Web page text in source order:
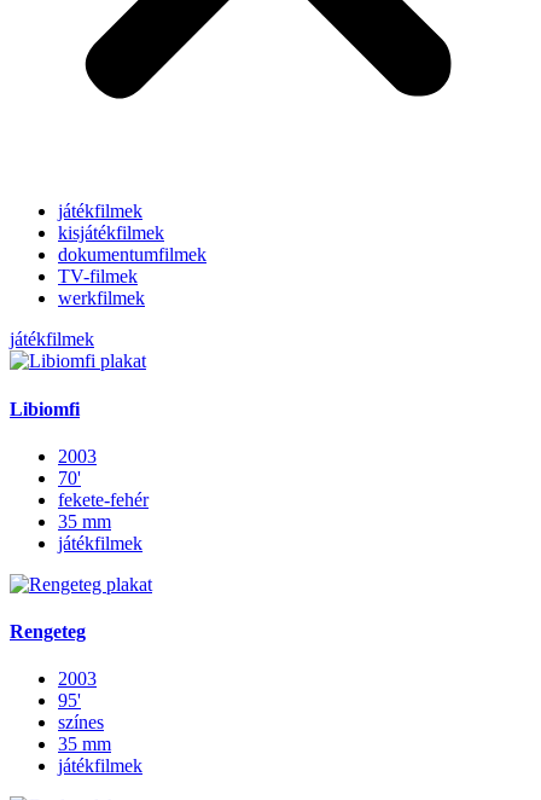
játékfilmek
kisjátékfilmek
dokumentumfilmek
TV-filmek
werkfilmek
játékfilmek
Libiomfi
2003
70'
fekete-fehér
35 mm
játékfilmek
Rengeteg
2003
95'
színes
35 mm
játékfilmek